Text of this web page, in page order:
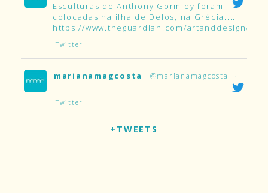
Esculturas de Anthony Gormley foram
colocadas na ilha de Delos, na Grécia....
https://www.theguardian.com/artanddesign/
Twitter
marianamagcosta @marianamagcosta ·
Twitter
+TWEETS